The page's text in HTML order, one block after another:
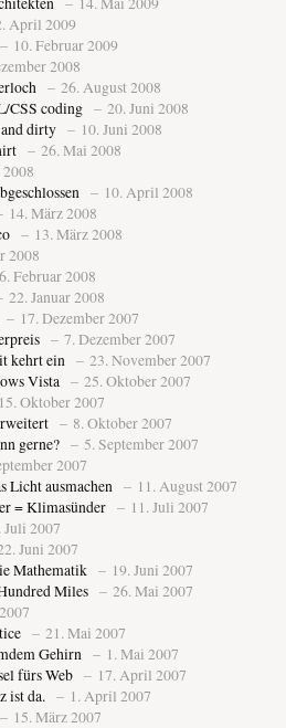
April 2009
– 10. Februar 2009
2008
– 26. August 2008
CSS coding – 20. Juni 2008
dirty – 10. Juni 2008
– 26. Mai 2008
– 10. April 2008
14. März 2008
– 13. März 2008
2008
Februar 2008
22. Januar 2008
– 17. Dezember 2007
– 7. Dezember 2007
kehrt ein – 23. November 2007
Vista – 25. Oktober 2007
Oktober 2007
– 8. Oktober 2007
gerne? – 5. September 2007
2007
Licht ausmachen – 11. August 2007
= Klimasünder – 11. Juli 2007
Juli 2007
Juni 2007
Mathematik – 19. Juni 2007
Miles – 26. Mai 2007
– 21. Mai 2007
Gehirn – 1. Mai 2007
fürs Web – 17. April 2007
ist da. – 1. April 2007
– 15. März 2007